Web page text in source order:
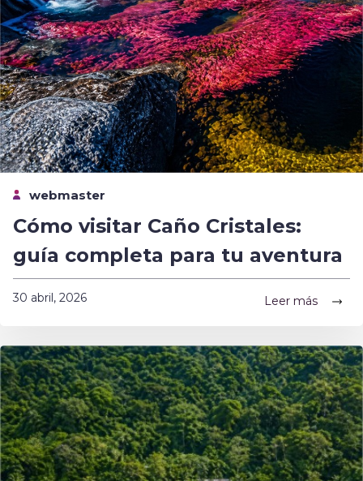
webmaster
Cómo visitar Caño Cristales:
guía completa para tu aventura
30 abril, 2026 Leer más